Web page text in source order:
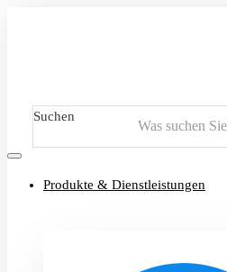
Suchen
Produkte & Dienstleistungen